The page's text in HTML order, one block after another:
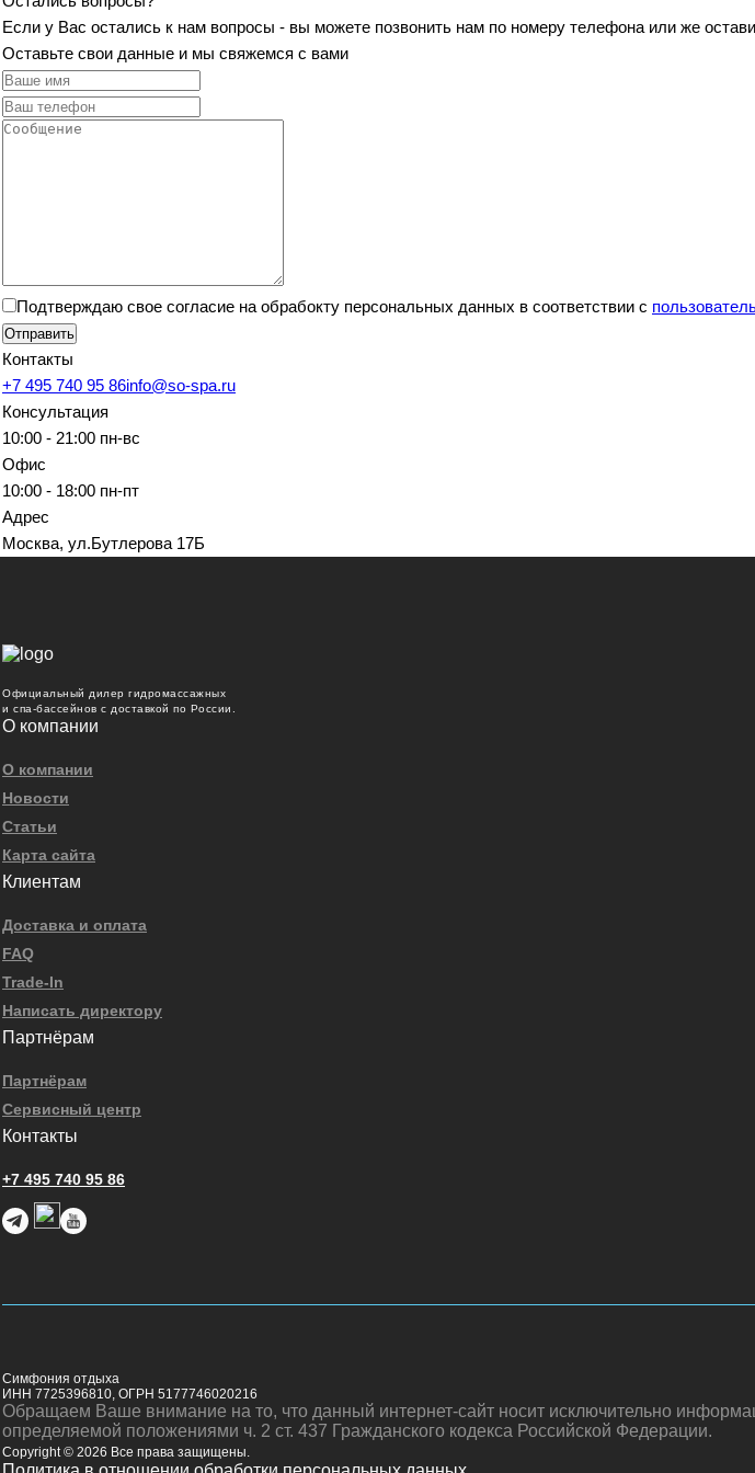
Если у Вас остались к нам вопросы - вы можете позвонить нам по номеру телефона или же
Оставьте свои данные и мы свяжемся с вами
Подтверждаю свое согласие на обрабокту персональных данных в соответствии с
Отправить
Контакты
+7 495 740 95 86info@so-spa.ru
Консультация
10:00 - 21:00 пн-вс
Офис
10:00 - 18:00 пн-пт
Адрес
Москва, ул.Бутлерова 17Б
Официальный дилер гидромассажных
и спа-бассейнов с доставкой по России.
О компании
О компании
Новости
Статьи
Карта сайта
Клиентам
Доставка и оплата
FAQ
Trade-In
Написать директору
Партнёрам
Партнёрам
Сервисный центр
Контакты
+7 495 740 95 86
Симфония отдыха
ИНН 7725396810, ОГРН 5177746020216
Обращаем Ваше внимание на то, что данный интернет-сайт носит исключительно
определяемой положениями ч. 2 ст. 437 Гражданского кодекса Российской Федерации.
Copyright © 2026 Все права защищены.